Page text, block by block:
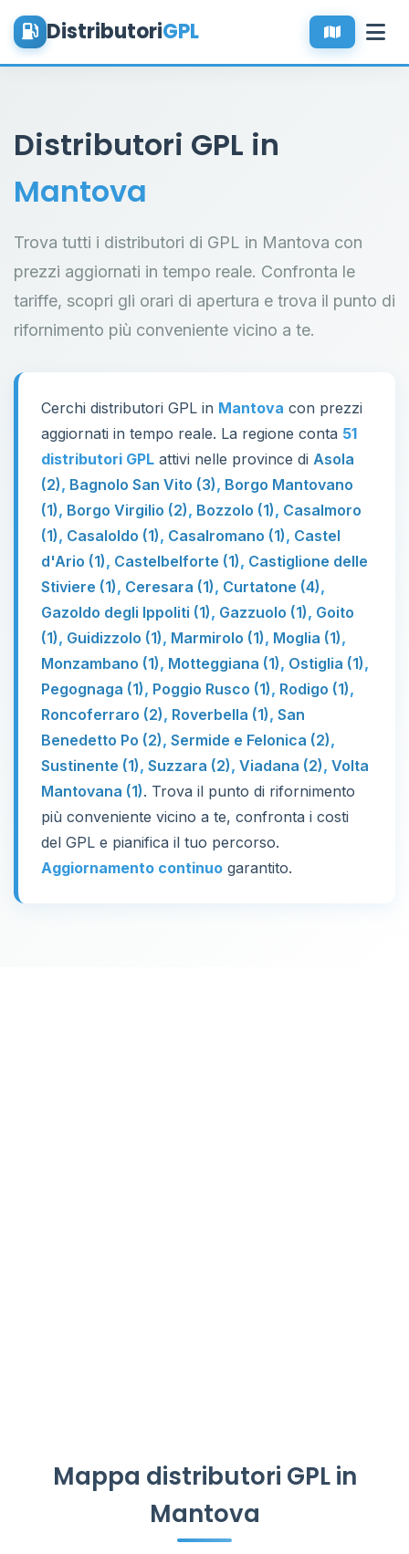
DistributoriGPL
Distributori GPL in
Mantova
Trova tutti i distributori di GPL in Mantova con
prezzi aggiornati in tempo reale. Confronta le
tariffe, scopri gli orari di apertura e trova il punto di
rifornimento più conveniente vicino a te.
Cerchi distributori GPL in Mantova con prezzi
aggiornati in tempo reale. La regione conta 51
distributori GPL attivi nelle province di Asola
(2), Bagnolo San Vito (3), Borgo Mantovano
(1), Borgo Virgilio (2), Bozzolo (1), Casalmoro
(1), Casaloldo (1), Casalromano (1), Castel
d'Ario (1), Castelbelforte (1), Castiglione delle
Stiviere (1), Ceresara (1), Curtatone (4),
Gazoldo degli Ippoliti (1), Gazzuolo (1), Goito
(1), Guidizzolo (1), Marmirolo (1), Moglia (1),
Monzambano (1), Motteggiana (1), Ostiglia (1),
Pegognaga (1), Poggio Rusco (1), Rodigo (1),
Roncoferraro (2), Roverbella (1), San
Benedetto Po (2), Sermide e Felonica (2),
Sustinente (1), Suzzara (2), Viadana (2), Volta
Mantovana (1). Trova il punto di rifornimento
più conveniente vicino a te, confronta i costi
del GPL e pianifica il tuo percorso.
Aggiornamento continuo garantito.
Mappa distributori GPL in
Mantova